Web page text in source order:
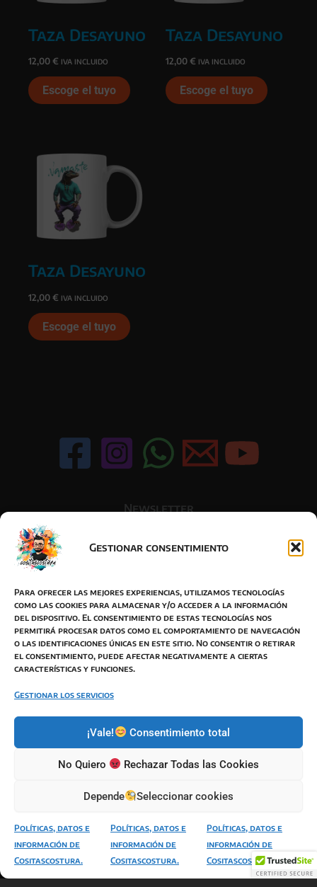
Gestionar consentimiento
Para ofrecer las mejores experiencias, utilizamos tecnologías
como las cookies para almacenar y/o acceder a la información
del dispositivo. El consentimiento de estas tecnologías nos
permitirá procesar datos como el comportamiento de navegación
o las identificaciones únicas en este sitio. No consentir o retirar
el consentimiento, puede afectar negativamente a ciertas
características y funciones.
Gestionar los servicios
¡Vale! Consentimiento total
No Quiero Rechazar Todas las Cookies
Depende Seleccionar cookies
Políticas, datos e
información de
Cositascostura.
Políticas, datos e
información de
Cositascostura.
Políticas, datos e
información de
Cositascostura.
Taza Desayuno
12,00€ IVA INCLUIDO
Escoge el tuyo
Taza Desayuno
12,00€ IVA INCLUIDO
Escoge el tuyo
Taza Desayuno
12,00€ IVA INCLUIDO
Escoge el tuyo
Newsletter
BOTON DESISTIMIENTO
Términos y Condiciones de Venta
Política de Privacidad
Política de Cookies
Política de envíos
Responsabilidad de imagen y autor
Todos los derechos © 2026 Bienvenidos a
Cositascostura | Funciona gracias a NereidaGV